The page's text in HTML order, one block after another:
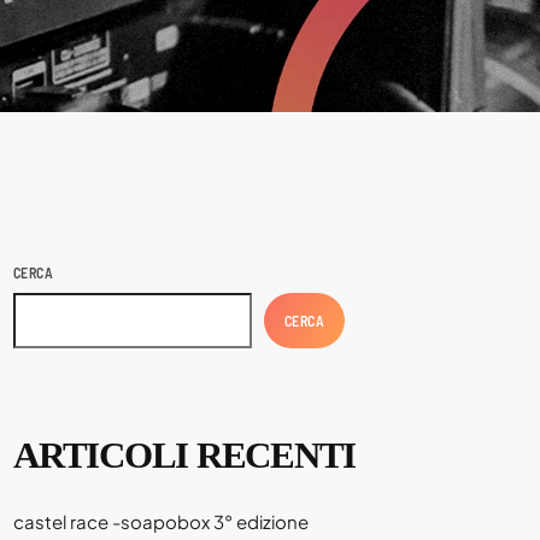
CERCA
CERCA
ARTICOLI RECENTI
castel race -soapobox 3° edizione